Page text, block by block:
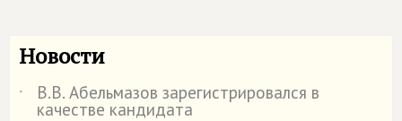
Новости
˙ В.В. Абельмазов зарегистрировался в
качестве кандидата